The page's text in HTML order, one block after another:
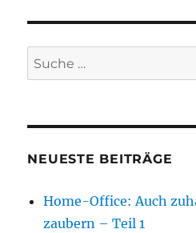
Suche
nach:
NEUESTE BEITRÄGE
Home-Office: Auch
zaubern – Teil 1